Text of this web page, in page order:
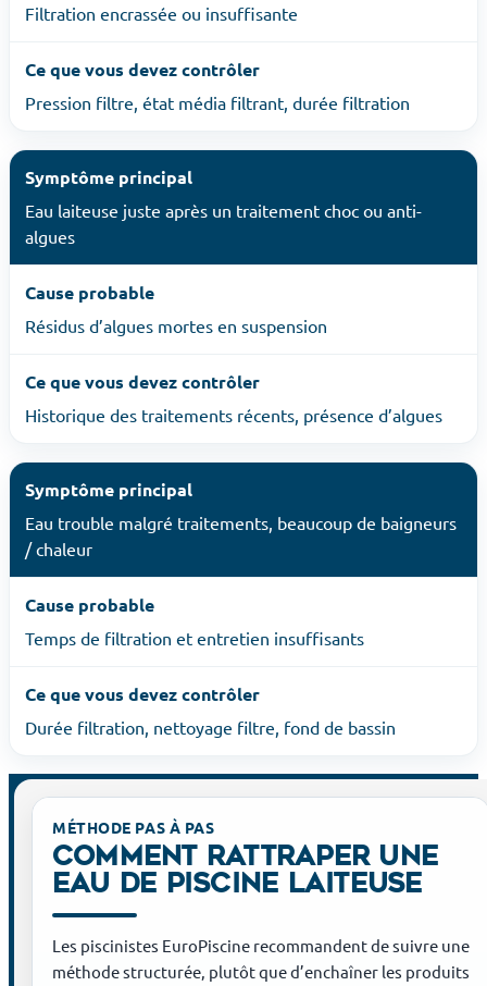
Filtration encrassée ou insuffisante
Ce que vous devez contrôler
Pression filtre, état média filtrant, durée filtration
Symptôme principal
Eau laiteuse juste après un traitement choc ou anti-
algues
Cause probable
Résidus d’algues mortes en suspension
Ce que vous devez contrôler
Historique des traitements récents, présence d’algues
Symptôme principal
Eau trouble malgré traitements, beaucoup de baigneurs
/ chaleur
Cause probable
Temps de filtration et entretien insuffisants
Ce que vous devez contrôler
Durée filtration, nettoyage filtre, fond de bassin
MÉTHODE PAS À PAS
COMMENT RATTRAPER UNE
EAU DE PISCINE LAITEUSE
Les piscinistes EuroPiscine recommandent de suivre une
méthode structurée, plutôt que d’enchaîner les produits